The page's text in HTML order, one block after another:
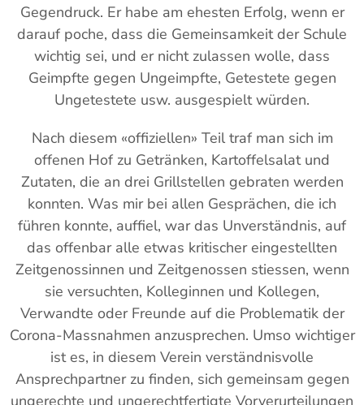
Gegendruck. Er habe am ehesten Erfolg, wenn er
darauf poche, dass die Gemeinsamkeit der Schule
wichtig sei, und er nicht zulassen wolle, dass
Geimpfte gegen Ungeimpfte, Getestete gegen
Ungetestete usw. ausgespielt würden.
Nach diesem «offiziellen» Teil traf man sich im
offenen Hof zu Getränken, Kartoffelsalat und
Zutaten, die an drei Grillstellen gebraten werden
konnten. Was mir bei allen Gesprächen, die ich
führen konnte, auffiel, war das Unverständnis, auf
das offenbar alle etwas kritischer eingestellten
Zeitgenossinnen und Zeitgenossen stiessen, wenn
sie versuchten, Kolleginnen und Kollegen,
Verwandte oder Freunde auf die Problematik der
Corona-Massnahmen anzusprechen. Umso wichtiger
ist es, in diesem Verein verständnisvolle
Ansprechpartner zu finden, sich gemeinsam gegen